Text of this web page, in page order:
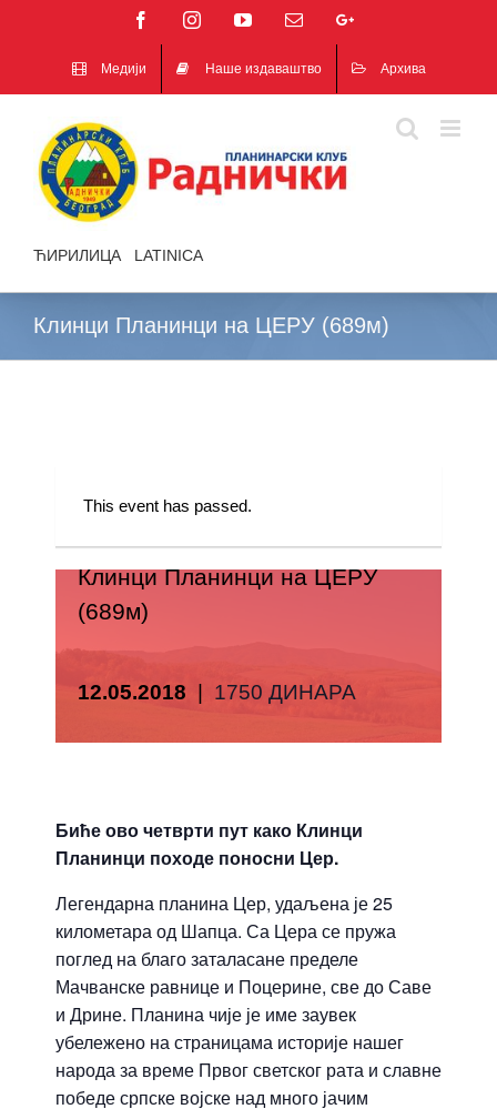
FacebookInstagramYouTubeEmail Google+
Медији Наше издаваштво Архива
ЋИРИЛИЦА LATINICA
Клинци Планинци на ЦЕРУ (689м)
This event has passed.
Клинци Планинци на ЦЕРУ
(689м)
12.05.2018 | 1750 ДИНАРА
Биће ово четврти пут како Клинци
Планинци походе поносни Цер.
Легендарна планина Цер, удаљена је 25
километара од Шапца. Са Цера се пружа
поглед на благо заталасане пределе
Мачванске равнице и Поцерине, све до Саве
и Дрине. Планина чије је име заувек
убележено на страницама историје нашег
народа за време Првог светског рата и славне
победе српске војске над много јачим